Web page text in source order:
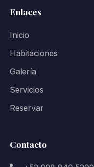
Enlaces
Inicio
Habitaciones
Galería
Servicios
Reservar
Contacto